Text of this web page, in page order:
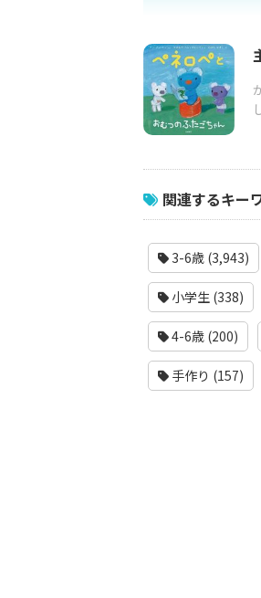
関連するキー
3-6歳 (3,943)
小学生 (338)
4-6歳 (200)
手作り (157)